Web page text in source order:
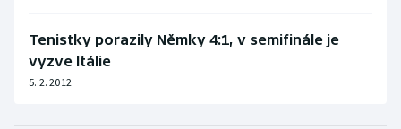
Tenistky porazily Němky 4:1, v semifinále je
vyzve Itálie
5. 2. 2012